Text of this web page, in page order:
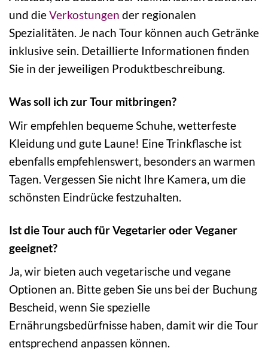
und dieVerkostungen der regionalen
Spezialitäten. Je nach Tour können auch Getränke
inklusive sein. Detaillierte Informationen finden
Sie in der jeweiligen Produktbeschreibung.
Was soll ich zur Tour mitbringen?
Wir empfehlen bequeme Schuhe, wetterfeste
Kleidung und gute Laune! Eine Trinkflasche ist
ebenfalls empfehlenswert, besonders an warmen
Tagen. Vergessen Sie nicht Ihre Kamera, um die
schönsten Eindrücke festzuhalten.
Ist die Tour auch für Vegetarier oder Veganer
geeignet?
Ja, wir bieten auch vegetarische und vegane
Optionen an. Bitte geben Sie uns bei der Buchung
Bescheid, wenn Sie spezielle
Ernährungsbedürfnisse haben, damit wir die Tour
entsprechend anpassen können.